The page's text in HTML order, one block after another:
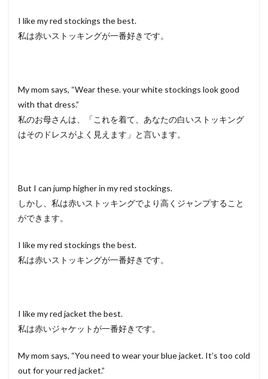
I like my red stockings the best.
私は赤いストッキングが一番好きです。
My mom says, “Wear these. your white stockings look good
with that dress.”
私のお母さんは、「これを着て、あなたの白いストッキング
はそのドレスがよく見えます」と言います。
But I can jump higher in my red stockings.
しかし、私は赤いストッキングでより高くジャンプすること
ができます。
I like my red stockings the best.
私は赤いストッキングが一番好きです。
I like my red jacket the best.
私は赤いジャケットが一番好きです。
My mom says, “You need to wear your blue jacket. It’s too cold
out for your red jacket.”